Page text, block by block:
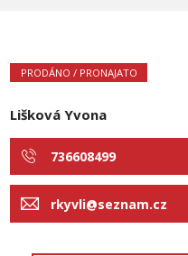
PRODÁNO / PRONAJATO
Lišková Yvona
736608499
rkyvli@seznam.cz